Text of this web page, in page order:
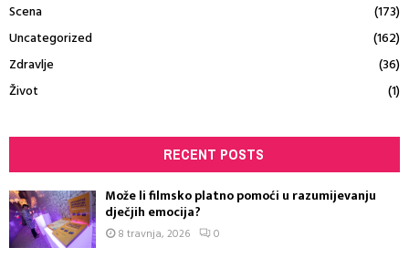
Scena
(173)
Uncategorized
(162)
Zdravlje
(36)
Život
(1)
RECENT POSTS
Može li filmsko platno pomoći u razumijevanju
dječjih emocija?
8 travnja, 2026 0